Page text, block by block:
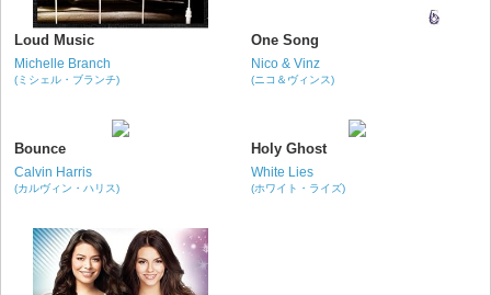
Loud Music
Michelle Branch
(ミシェル・ブランチ)
One Song
Nico & Vinz
(ニコ＆ヴィンス)
Bounce
Calvin Harris
(カルヴィン・ハリス)
Holy Ghost
White Lies
(ホワイト・ライズ)